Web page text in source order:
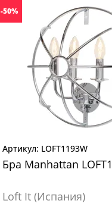
-50%
Артикул: LOFT1193W
Бра Manhattan
Loft It (Испания)